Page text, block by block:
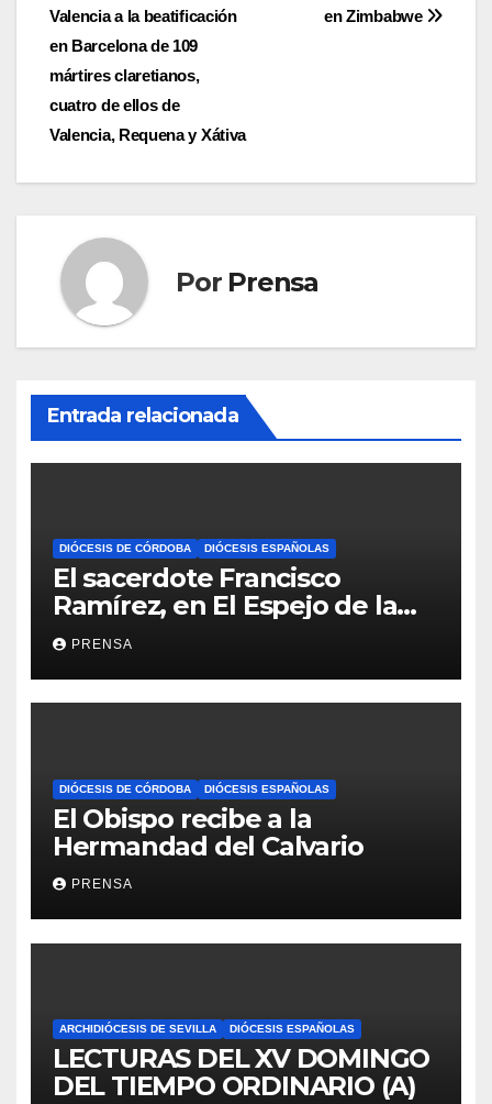
entradas
en Zimbabwe
Valencia a la beatificación
en Barcelona de 109
mártires claretianos,
cuatro de ellos de
Valencia, Requena y Xátiva
Por Prensa
Entrada relacionada
DIÓCESIS DE CÓRDOBA DIÓCESIS ESPAÑOLAS
El sacerdote Francisco
Ramírez, en El Espejo de la
Iglesia
PRENSA
DIÓCESIS DE CÓRDOBA DIÓCESIS ESPAÑOLAS
El Obispo recibe a la
Hermandad del Calvario
PRENSA
ARCHIDIÓCESIS DE SEVILLA DIÓCESIS ESPAÑOLAS
LECTURAS DEL XV DOMINGO
DEL TIEMPO ORDINARIO (A)